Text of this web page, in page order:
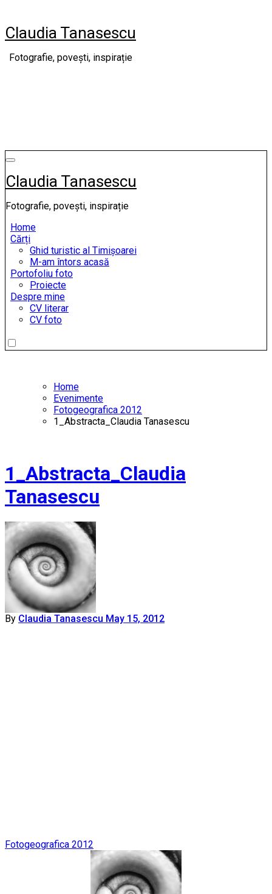
content
Claudia Tanasescu
Fotografie, povești, inspirație
Claudia Tanasescu
Fotografie, povești, inspirație
Home
Cărți
Ghid turistic al Timișoarei
M-am întors acasă
Portofoliu foto
Proiecte
Despre mine
CV literar
CV foto
Home
Evenimente
Fotogeografica 2012
1_Abstracta_Claudia Tanasescu
1_Abstracta_Claudia
Tanasescu
By Claudia Tanasescu May 15, 2012
Post
Fotogeografica 2012